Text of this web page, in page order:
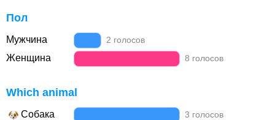
Пол
Мужчина 2 голосов
Женщина 8 голосов
Which animal
Собака 3 голосов